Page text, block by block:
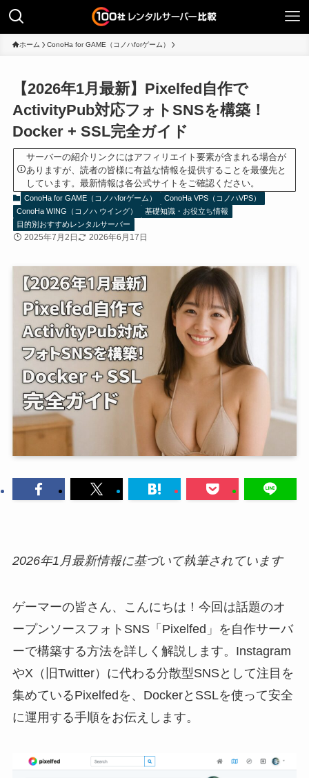
ホーム ConoHa for GAME（コノハforゲーム）
【2026年1月最新】Pixelfed自作で
ActivityPub対応フォトSNSを構築！
Docker + SSL完全ガイド
サーバーの紹介リンクにはアフィリエイト要素が含まれる場合が
ありますが、読者の皆様に有益な情報を提供することを最優先と
しています。最新情報は各公式サイトをご確認ください。
ConoHa for GAME（コノハforゲーム）
ConoHa VPS（コノハVPS）
ConoHa WING（コノハ ウイング）
基礎知識・お役立ち情報
目的別おすすめレンタルサーバー
2025年7月2日 2026年6月17日
2026年1月最新情報に基づいて執筆されています
ゲーマーの皆さん、こんにちは！今回は話題のオ
ープンソースフォトSNS「Pixelfed」を自作サーバ
ーで構築する方法を詳しく解説します。Instagram
やX（旧Twitter）に代わる分散型SNSとして注目を
集めているPixelfedを、DockerとSSLを使って安全
に運用する手順をお伝えします。